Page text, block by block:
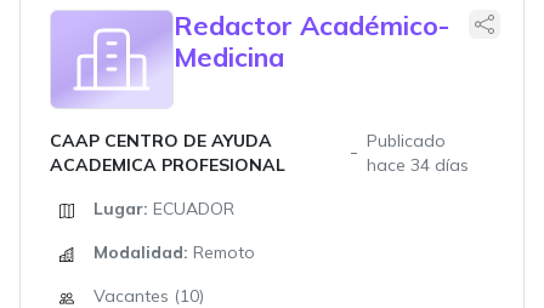
Redactor Académico-
Medicina
CAAP CENTRO DE AYUDA
ACADEMICA PROFESIONAL
Publicado
hace 34 días
Lugar: ECUADOR
Modalidad: Remoto
Vacantes (10)